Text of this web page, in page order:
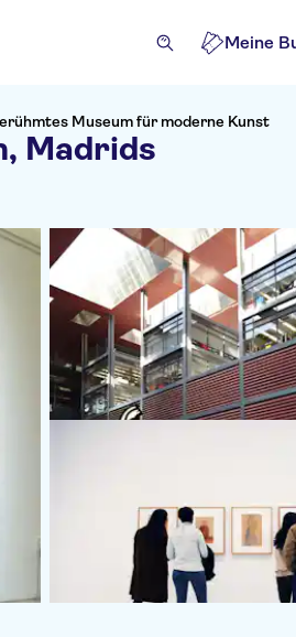
Meine
Museum für moderne Kunst
Madrids